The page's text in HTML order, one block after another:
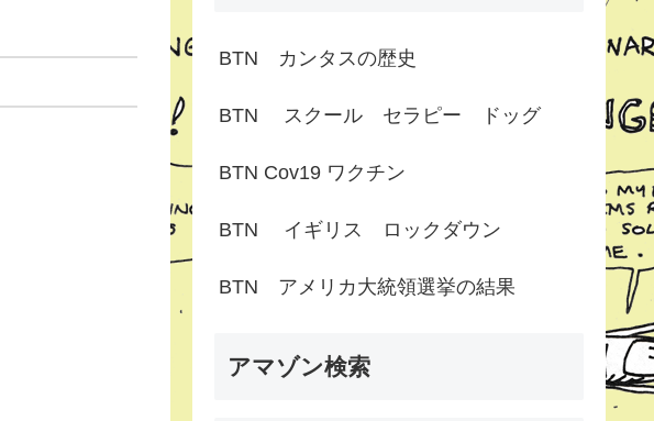
BTN カンタスの歴史
BTN スクール セラピー ドッグ
BTN Cov19 ワクチン
BTN イギリス ロックダウン
BTN アメリカ大統領選挙の結果
アマゾン検索